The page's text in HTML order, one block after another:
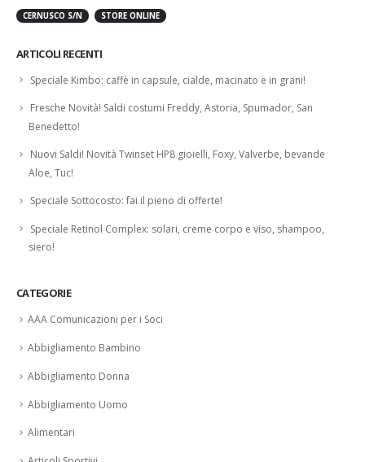
CERNUSCO S/N STORE ONLINE
ARTICOLI RECENTI
Speciale Kimbo: caffè in capsule, cialde, macinato e in grani!
Fresche Novità! Saldi costumi Freddy, Astoria, Spumador, San
Benedetto!
Nuovi Saldi! Novità Twinset HP8 gioielli, Foxy, Valverbe, bevande
Aloe, Tuc!
Speciale Sottocosto: fai il pieno di offerte!
Speciale Retinol Complex: solari, creme corpo e viso, shampoo,
siero!
CATEGORIE
AAA Comunicazioni per i Soci
Abbigliamento Bambino
Abbigliamento Donna
Abbigliamento Uomo
Alimentari